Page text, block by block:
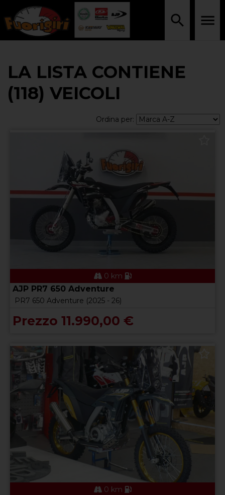
LA LISTA CONTIENE
(118) VEICOLI
Ordina per:
0 km
AJP PR7 650 Adventure
PR7 650 Adventure (2025 - 26)
Prezzo 11.990,00 €
0 km